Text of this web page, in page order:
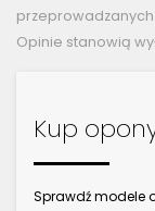
Opinie stanowią
Kup
Sprawdź modele